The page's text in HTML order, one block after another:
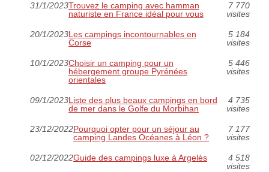
31/1/2023Trouvez le camping avec hamman
naturiste en France idéal pour vous
7 770
visites
20/1/2023Les campings incontournables en
Corse
5 184
visites
10/1/2023Choisir un camping pour un
hébergement groupe Pyrénées
orientales
5 446
visites
09/1/2023Liste des plus beaux campings en bord
de mer dans le Golfe du Morbihan
4 735
visites
23/12/2022Pourquoi opter pour un séjour au
camping Landes Océanes à Léon ?
7 177
visites
02/12/2022Guide des campings luxe à Argelès
4 518
visites